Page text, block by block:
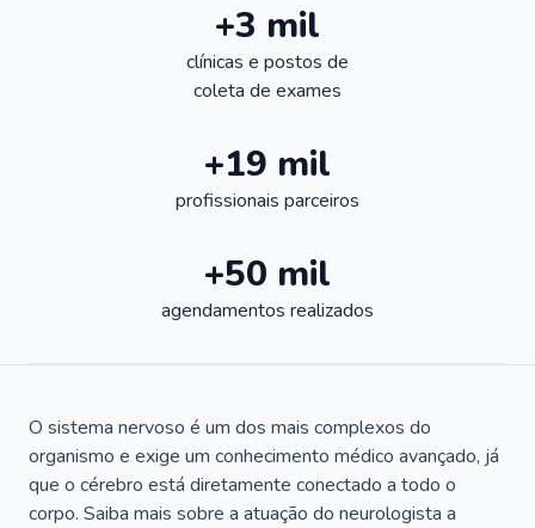
+3 mil
clínicas e postos de
coleta de exames
+19 mil
profissionais parceiros
+50 mil
agendamentos realizados
O sistema nervoso é um dos mais complexos do
organismo e exige um conhecimento médico avançado, já
que o cérebro está diretamente conectado a todo o
corpo. Saiba mais sobre a atuação do neurologista a